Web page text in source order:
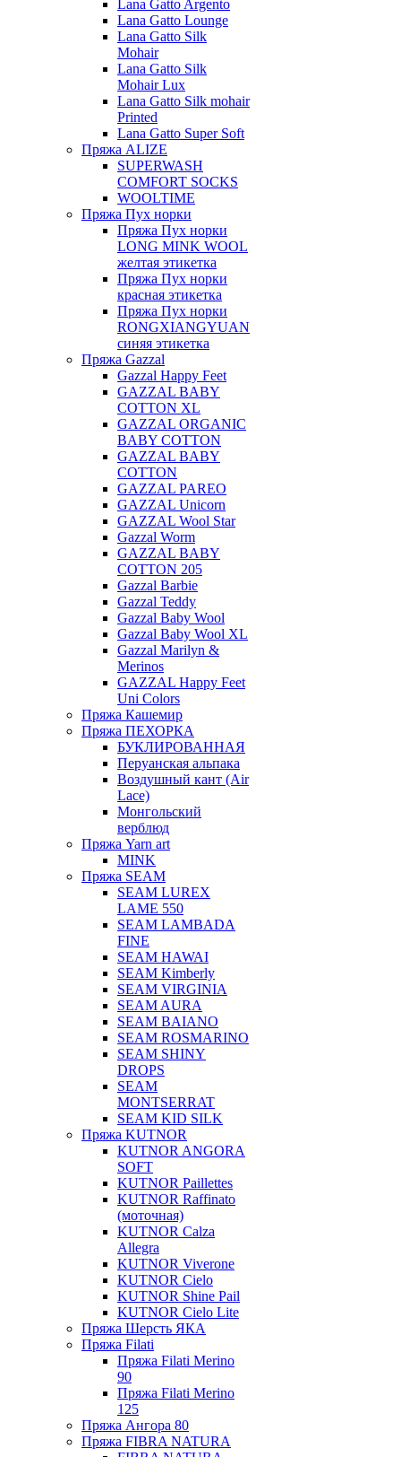
Lana Gatto Argento
Lana Gatto Lounge
Lana Gatto Silk
Mohair
Lana Gatto Silk
Mohair Lux
Lana Gatto Silk mohair
Printed
Lana Gatto Super Soft
Пряжа ALIZE
SUPERWASH
COMFORT SOCKS
WOOLTIME
Пряжа Пух норки
Пряжа Пух норки
LONG MINK WOOL
желтая этикетка
Пряжа Пух норки
красная этикетка
Пряжа Пух норки
RONGXIANGYUAN
синяя этикетка
Пряжа Gazzal
Gazzal Happy Feet
GAZZAL BABY
COTTON XL
GAZZAL ORGANIC
BABY COTTON
GAZZAL BABY
COTTON
GAZZAL PAREO
GAZZAL Unicorn
GAZZAL Wool Star
Gazzal Worm
GAZZAL BABY
COTTON 205
Gazzal Barbie
Gazzal Teddy
Gazzal Baby Wool
Gazzal Baby Wool XL
Gazzal Marilyn &
Merinos
GAZZAL Happy Feet
Uni Colors
Пряжа Кашемир
Пряжа ПЕХОРКА
БУКЛИРОВАННАЯ
Перуанская альпака
Воздушный кант (Air
Lace)
Монгольский
верблюд
Пряжа Yarn art
MINK
Пряжа SEAM
SEAM LUREX
LAME 550
SEAM LAMBADA
FINE
SEAM HAWAI
SEAM Kimberly
SEAM VIRGINIA
SEAM AURA
SEAM BAIANO
SEAM ROSMARINO
SEAM SHINY
DROPS
SEAM
MONTSERRAT
SEAM KID SILK
Пряжа KUTNOR
KUTNOR ANGORA
SOFT
KUTNOR Paillettes
KUTNOR Raffinato
(моточная)
KUTNOR Calza
Allegra
KUTNOR Viverone
KUTNOR Cielo
KUTNOR Shine Pail
KUTNOR Cielo Lite
Пряжа Шерсть ЯКА
Пряжа Filati
Пряжа Filati Merino
90
Пряжа Filati Merino
125
Пряжа Ангора 80
Пряжа FIBRA NATURA